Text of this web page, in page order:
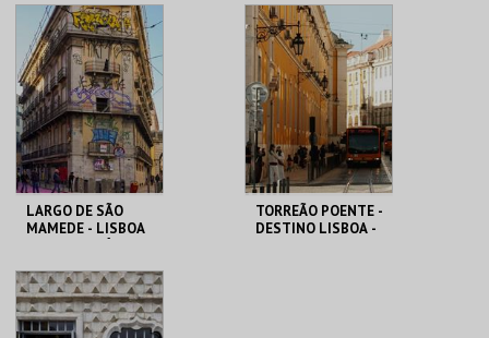
ML - PALÁCIO
PIMENTA
MAIS INFO
COMPRAR
PERCURSO
ML - PALÁCIO
PIMENTA
MAIS INFO
COMPRAR
LARGO DE SÃO
MAMEDE - LISBOA
ML - PALÁCIO
PIMENTA
TORREÃO POENTE -
DESTINO LISBOA -